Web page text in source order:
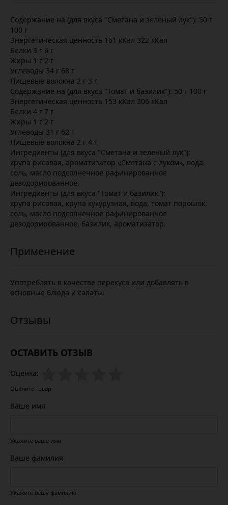
Содержание на (для вкуса "Сметана и зеленый лук"): 50 г
100 г
Энергетическая ценность 161 кКал 322 кКал
Белки 3 г 6 г
Жиры 1 г 2 г
Углеводы 34 г 68 г
Пищевые волокна 2 г 3 г
Содержание на (для вкуса "Томат и базилик"): 50 г 100 г
Энергетическая ценность 153 кКал 306 кКал
Белки 4 г 7 г
Жиры 1 г 2 г
Углеводы 31 г 62 г
Пищевые волокна 2 г 4 г
Ингредиенты (для вкуса "Сметана и зеленый лук"):
крупа рисовая, ароматизатор «Сметана с луком», вода,
соль, масло подсолнечное рафинированное
дезодорированное.
Ингредиенты (для вкуса "Томат и базилик"):
крупа рисовая, крупа кукурузная, вода, томат порошок,
соль, масло подсолнечное рафинированное
дезодорированное, базилик, ароматизатор.
Употреблять в качестве перекуса или добавлять в
основные блюда и салаты.
ОСТАВИТЬ ОТЗЫВ
Оценка:
Оцените товар
Ваше имя
Укажите ваше имя
Ваше фамилия
Укажите вашу фамилию